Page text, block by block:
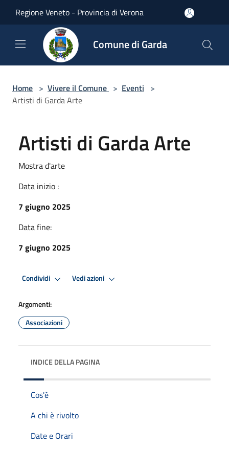
Regione Veneto - Provincia di Verona
Comune di Garda
Home > Vivere il Comune > Eventi >
Artisti di Garda Arte
Artisti di Garda Arte
Mostra d'arte
Data inizio :
7 giugno 2025
Data fine:
7 giugno 2025
Condividi Vedi azioni
Argomenti:
Associazioni
INDICE DELLA PAGINA
Cos'è
A chi è rivolto
Date e Orari